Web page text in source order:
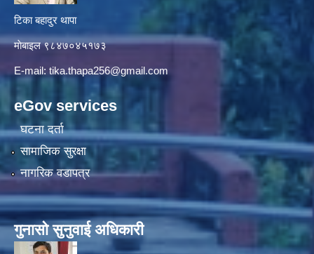
टिका बहादुर थापा
माे‍बाइल ९८४७०४५१७३
E-mail: tika.thapa256@gmail.com
eGov services
घटना दर्ता
सामाजिक सुरक्षा
नागरिक वडापत्र
गुनासाे सुनुवाई अधिकारी